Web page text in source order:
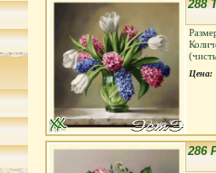
288
Цена:
286